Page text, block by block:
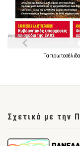
Τα πρωτοσέλιδα
Σχετικά με την